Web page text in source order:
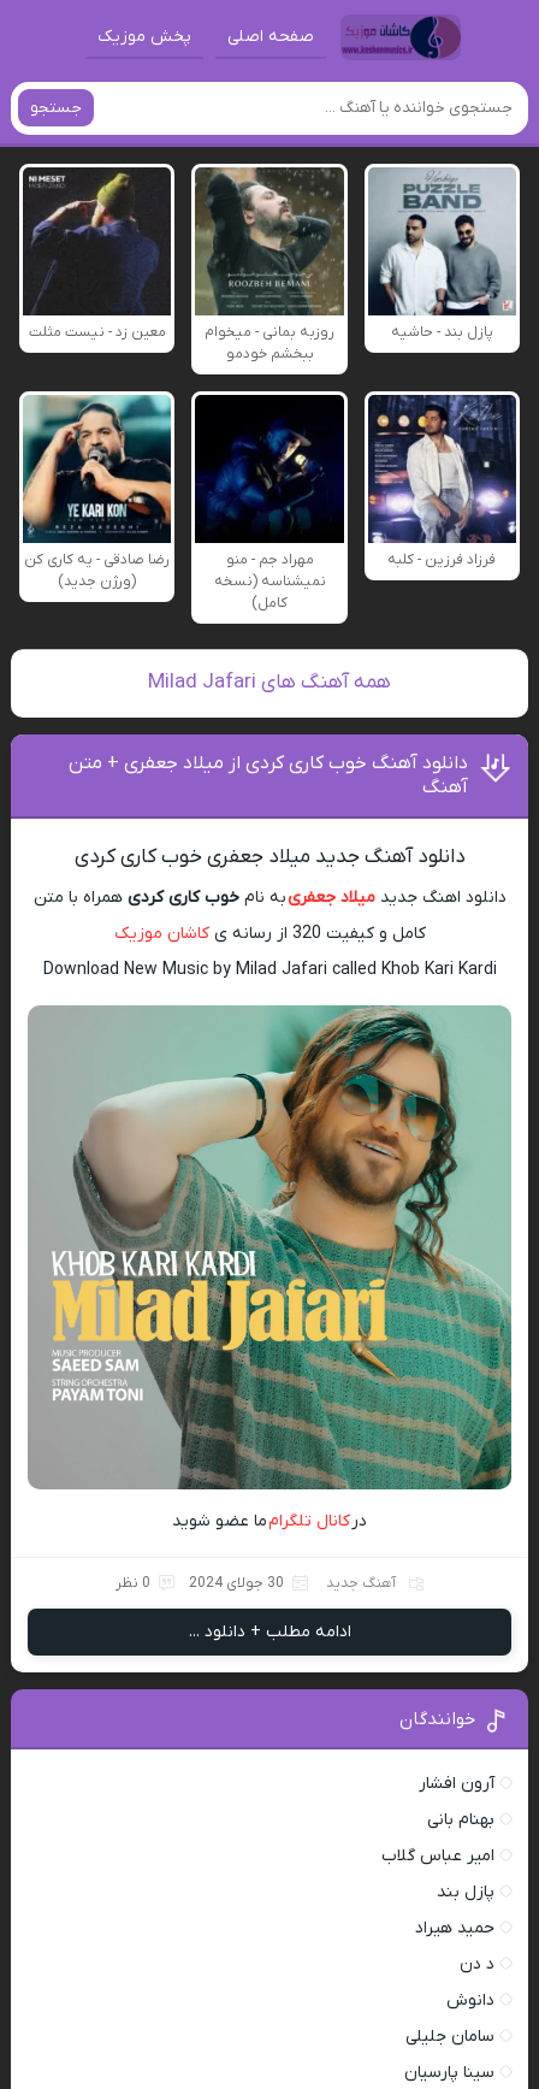
صفحه اصلی پخش موزیک
جستجو
پازل بند - حاشیه
روزبه بمانی - میخوام
ببخشم خودمو
معین زد - نیست مثلت
فرزاد فرزین - کلبه
مهراد جم - منو
نمیشناسه (نسخه
کامل)
رضا صادقی - یه کاری کن
(ورژن جدید)
همه آهنگ های Milad Jafari
دانلود آهنگ خوب کاری کردی از میلاد جعفری + متن
آهنگ
دانلود آهنگ جدید میلاد جعفری خوب کاری کردی
دانلود اهنگ جدیدمیلاد جعفریبه نامخوب کاری کردی همراه با متن
کامل و کیفیت 320 از رسانه ی
کاشان موزیک
Download New Music by Milad Jafari called Khob Kari Kardi
درکانال تلگرامما عضو شوید
آهنگ جدید 30 جولای 2024 0 نظر
ادامه مطلب + دانلود ...
خوانندگان
آرون افشار
بهنام بانی
امیر عباس گلاب
پازل بند
حمید هیراد
د دن
دانوش
سامان جلیلی
سینا پارسیان